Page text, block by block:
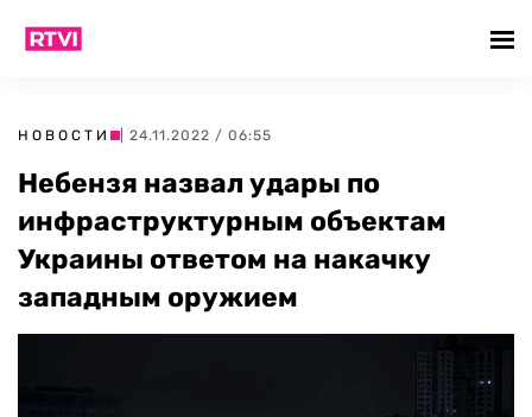
НОВОСТИ | 24.11.2022 / 06:55
Небензя назвал удары по
инфраструктурным объектам
Украины ответом на накачку
западным оружием